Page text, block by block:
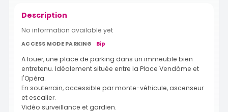
Description
No information available yet
ACCESS MODE PARKING Bip
A louer, une place de parking dans un immeuble bien
entretenu. Idéalement située entre la Place Vendôme et
l'Opéra.
En souterrain, accessible par monte-véhicule, ascenseur
et escalier.
Vidéo surveillance et gardien.